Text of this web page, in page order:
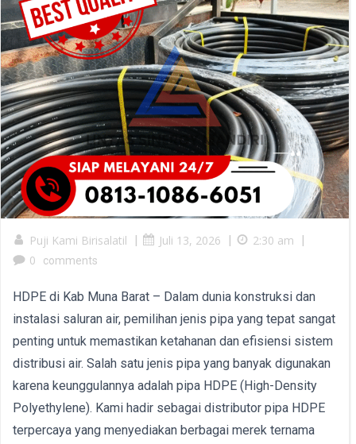
Puji Kami Birisalatil | Juli 13, 2026 | 2:30 am
|
0
comments
HDPE di Kab Muna Barat – Dalam dunia konstruksi dan
instalasi saluran air, pemilihan jenis pipa yang tepat sangat
penting untuk memastikan ketahanan dan efisiensi sistem
distribusi air. Salah satu jenis pipa yang banyak digunakan
karena keunggulannya adalah pipa HDPE (High-Density
Polyethylene). Kami hadir sebagai distributor pipa HDPE
terpercaya yang menyediakan berbagai merek ternama